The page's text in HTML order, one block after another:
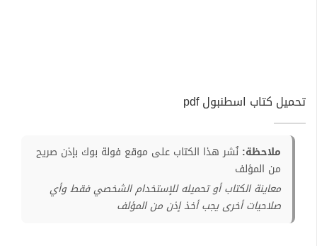
تحميل كتاب اسطنبول pdf
ملاحظة: نُشر هذا الكتاب على موقع فولة بوك بإذن صريح
من المؤلف
معاينة الكتاب أو تحميله للإستخدام الشخصي فقط وأي
صلاحيات أخرى يجب أخذ إذن من المؤلف